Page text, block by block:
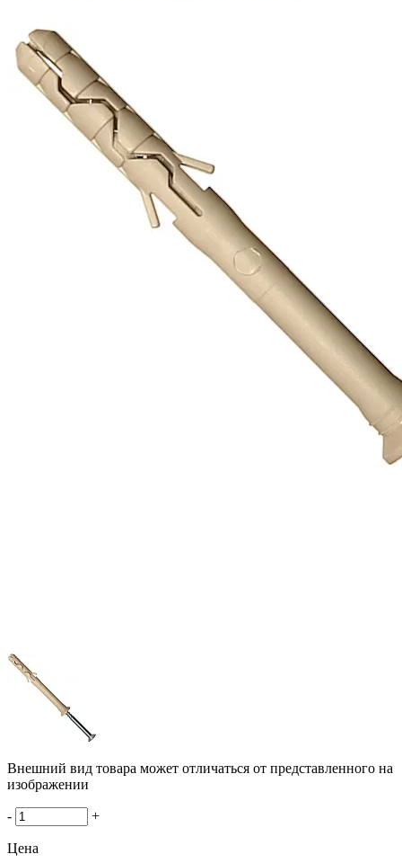
Внешний вид товара может отличаться от представленного на
изображении
- +
Цена